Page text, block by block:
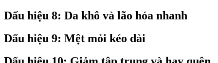
Dấu hiệu 8: Da khô và lão hóa nhanh
Dấu hiệu 9: Mệt mỏi kéo dài